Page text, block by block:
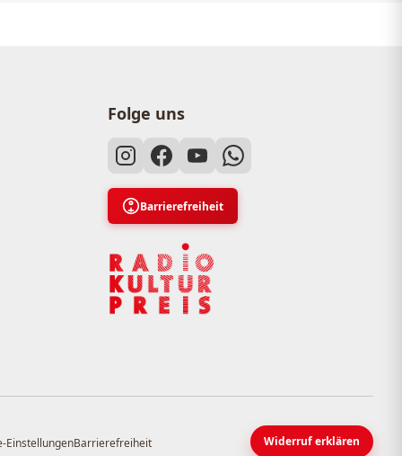
Folge uns
Barrierefreiheit
EinstellungenBarrierefreiheit Widerruf erklären